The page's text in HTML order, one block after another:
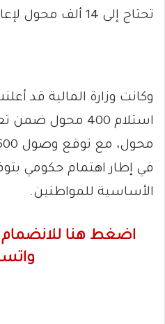
تحتاج إلى 14 ألف محول لإعادة الخدمة بشكل كامل.
وكانت وزارة المالية قد
استلام 400 محول
في إطار اهتمام حكومي
الأساسية للمواطنين.
اضغط هنا للانضمام